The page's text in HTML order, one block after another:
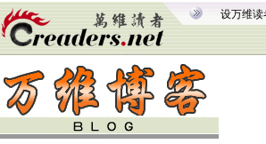
设万维读